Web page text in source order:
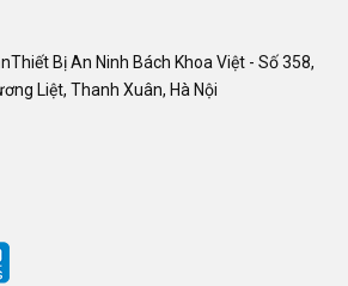
Bị An Ninh Bách Khoa Việt - Số 358,
Liệt, Thanh Xuân, Hà Nội